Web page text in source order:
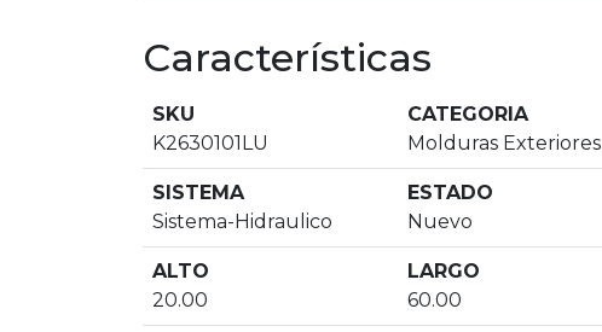
Características
SKU
K2630101LU
CATEGORIA
Molduras Exteriores
SISTEMA
Sistema-Hidraulico
ESTADO
Nuevo
ALTO
20.00
LARGO
60.00